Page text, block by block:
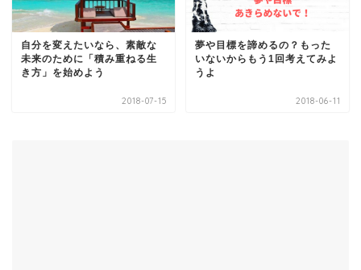
自分を変えたいなら、素敵な
未来のために「積み重ねる生
き方」を始めよう
2018-07-15
夢や目標を諦めるの？もった
いないからもう1回考えてみよ
うよ
2018-06-11